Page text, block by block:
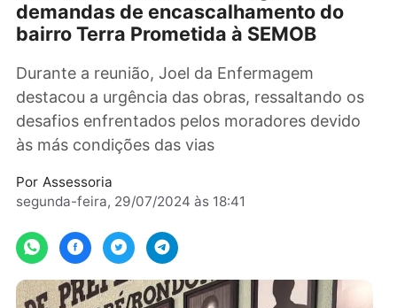
Vereador Joel da Enfermagem leva
demandas de encascalhamento do
Durante a reunião, Joel da Enfermagem
destacou a urgência das obras, ressaltando
desafios enfrentados pelos moradores
às más condições das vias
segunda-feira, 29/07/2024 às 18:41